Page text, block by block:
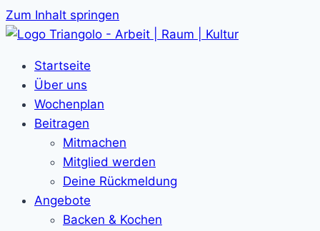
Zum Inhalt springen
Startseite
Über uns
Wochenplan
Beitragen
Mitmachen
Mitglied werden
Deine Rückmeldung
Angebote
Backen & Kochen